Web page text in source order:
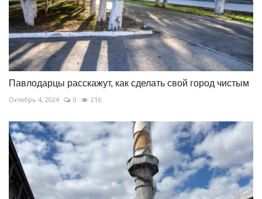
Павлодарцы расскажут, как сделать свой город чистым
Октябрь 4, 2024 0 216